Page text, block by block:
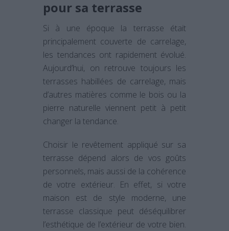
pour sa terrasse
Si à une époque la terrasse était
principalement couverte de carrelage,
les tendances ont rapidement évolué.
Aujourd’hui, on retrouve toujours les
terrasses habillées de carrelage, mais
d’autres matières comme le bois ou la
pierre naturelle viennent petit à petit
changer la tendance.
Choisir le revêtement appliqué sur sa
terrasse dépend alors de vos goûts
personnels, mais aussi de la cohérence
de votre extérieur. En effet, si votre
maison est de style moderne, une
terrasse classique peut déséquilibrer
l’esthétique de l’extérieur de votre bien.